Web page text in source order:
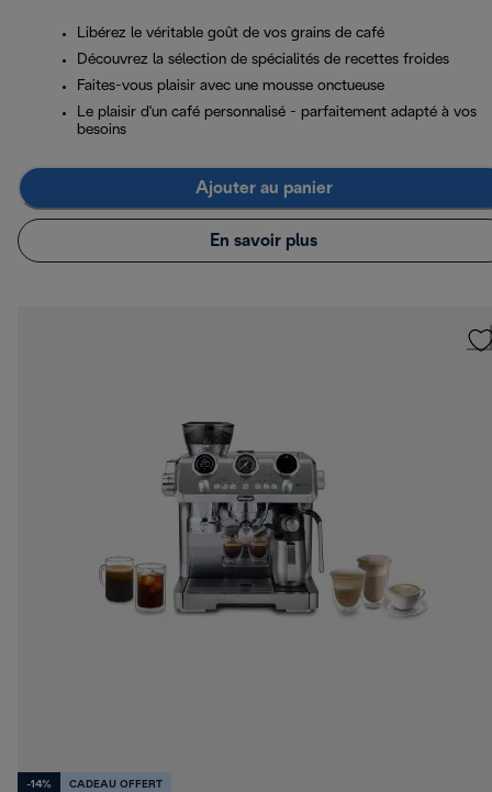
Libérez le véritable goût de vos grains de café
Découvrez la sélection de spécialités de recettes froides
Faites-vous plaisir avec une mousse onctueuse
Le plaisir d'un café personnalisé - parfaitement adapté à vos
besoins
Ajouter au panier
En savoir plus
-14% CADEAU OFFERT